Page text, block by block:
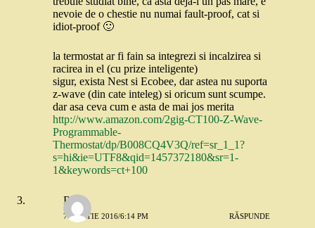
nevoie de o chestie nu numai fault-proof, cat si
idiot-proof 🙂
la termostat ar fi fain sa integrezi si incalzirea si
racirea in el (cu prize inteligente)
sigur, exista Nest si Ecobee, dar astea nu suporta
z-wave (din cate inteleg) si oricum sunt scumpe.
dar asa ceva cum e asta de mai jos merita
http://www.amazon.com/2gig-CT100-Z-Wave-
Programmable-
Thermostat/dp/B008CQ4V3Q/ref=sr_1_1?
s=hi&ie=UTF8&qid=1457372180&sr=1-
1&keywords=ct+100
Rox
7 MARTIE 2016/6:14 PM RĂSPUNDE